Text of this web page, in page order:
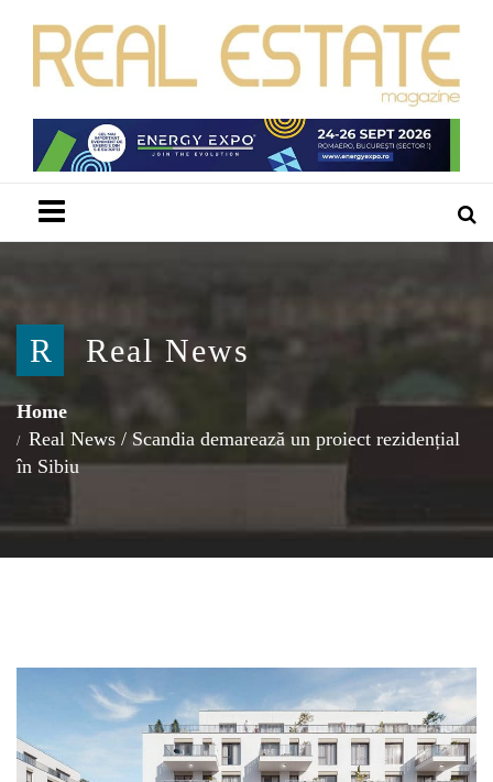
R Real News
Home
Real News / Scandia demarează un proiect rezidențial
în Sibiu